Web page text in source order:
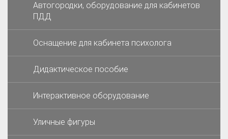
Автогородки, оборудование для кабинетов
ПДД
Оснащение для кабинета психолога
Дидактическое пособие
Интерактивное оборудование
Уличные фигуры